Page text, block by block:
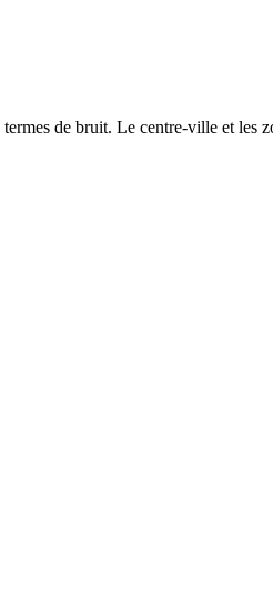
de bruit. Le centre-ville et